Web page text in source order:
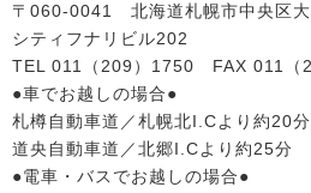
〒060-0041 北海道札幌市中央区
シティフナリビル202
TEL 011（209）1750 FAX 011（
●車でお越しの場合●
札樽自動車道／札幌北I.Cより約20分
道央自動車道／北郷I.Cより約25分
●電車・バスでお越しの場合●